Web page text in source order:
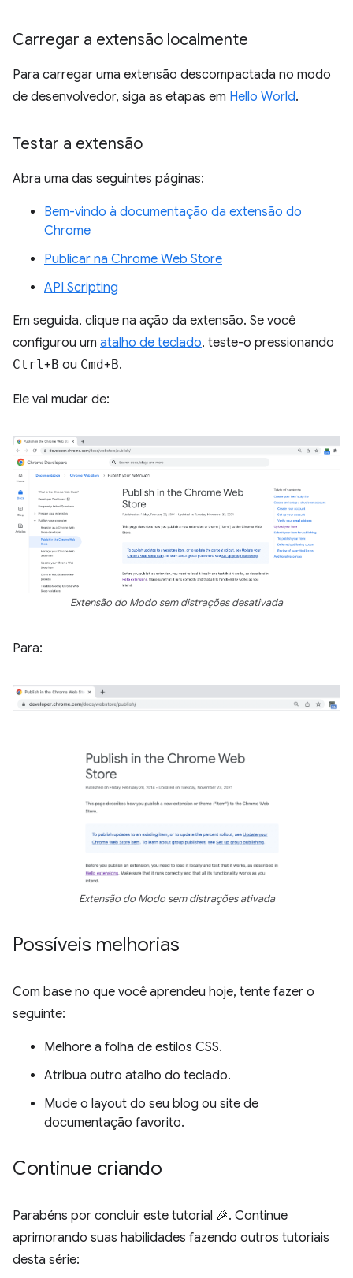
Carregar a extensão localmente
Para carregar uma extensão descompactada no modo
de desenvolvedor, siga as etapas em Hello World.
Testar a extensão
Abra uma das seguintes páginas:
Bem-vindo à documentação da extensão do
Chrome
Publicar na Chrome Web Store
API Scripting
Em seguida, clique na ação da extensão. Se você
configurou um atalho de teclado, teste-o pressionando
Ctrl +B ou Cmd+B.
Ele vai mudar de:
Extensão do Modo sem distrações desativada
Para:
Extensão do Modo sem distrações ativada
Possíveis melhorias
Com base no que você aprendeu hoje, tente fazer o
seguinte:
Melhore a folha de estilos CSS.
Atribua outro atalho do teclado.
Mude o layout do seu blog ou site de
documentação favorito.
Continue criando
Parabéns por concluir este tutorial 🎉. Continue
aprimorando suas habilidades fazendo outros tutoriais
desta série: